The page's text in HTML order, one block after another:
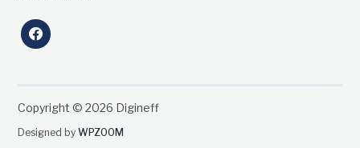
facebook
Copyright © 2026 Digineff
Designed byWPZOOM